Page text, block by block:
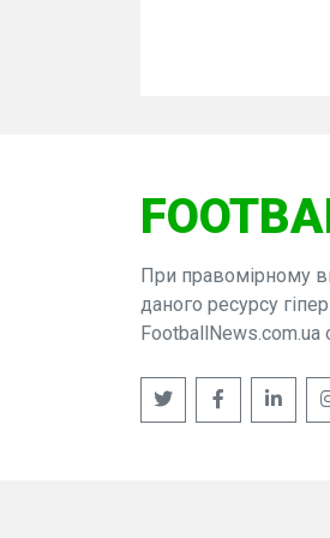
При правомірному
даного ресурсу
FootballNews.com.ua